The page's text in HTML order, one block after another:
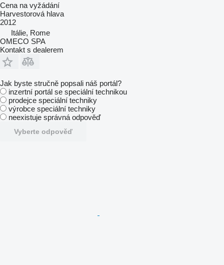
Cena na vyžádání
Harvestorová hlava
2012
Itálie, Rome
OMECO SPA
Kontakt s dealerem
Jak byste stručně popsali náš portál?
inzertní portál se speciální technikou
prodejce speciální techniky
výrobce speciální techniky
neexistuje správná odpověď
Vyberte odpověď